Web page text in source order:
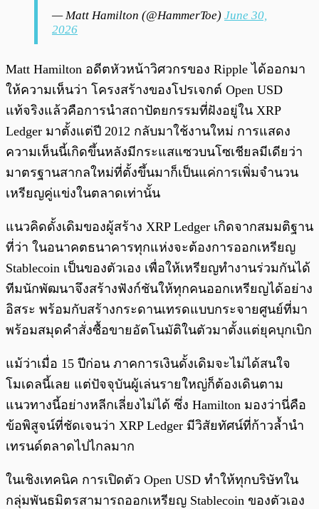
— Matt Hamilton (@HammerToe) June 30,
2026
Matt Hamilton อดีตหัวหน้าวิศวกรของ Ripple ได้ออกมา
ให้ความเห็นว่า โครงสร้างของโปรเจกต์ Open USD
แท้จริงแล้วคือการนำสถาปัตยกรรมที่ฝังอยู่ใน XRP
Ledger มาตั้งแต่ปี 2012 กลับมาใช้งานใหม่ การแสดง
ความเห็นนี้เกิดขึ้นหลังมีกระแสแซวบนโซเชียลมีเดียว่า
มาตรฐานสากลใหม่ที่ตั้งขึ้นมาก็เป็นแค่การเพิ่มจำนวน
เหรียญคู่แข่งในตลาดเท่านั้น
แนวคิดดั้งเดิมของผู้สร้าง XRP Ledger เกิดจากสมมติฐาน
ที่ว่า ในอนาคตธนาคารทุกแห่งจะต้องการออกเหรียญ
Stablecoin เป็นของตัวเอง เพื่อให้เหรียญทำงานร่วมกันได้
ทีมนักพัฒนาจึงสร้างฟังก์ชันให้ทุกคนออกเหรียญได้อย่าง
อิสระ พร้อมกับสร้างกระดานเทรดแบบกระจายศูนย์ที่มา
พร้อมสมุดคำสั่งซื้อขายอัตโนมัติในตัวมาตั้งแต่ยุคบุกเบิก
แม้ว่าเมื่อ 15 ปีก่อน ภาคการเงินดั้งเดิมจะไม่ได้สนใจ
โมเดลนี้เลย แต่ปัจจุบันผู้เล่นรายใหญ่ก็ต้องเดินตาม
แนวทางนี้อย่างหลีกเลี่ยงไม่ได้ ซึ่ง Hamilton มองว่านี่คือ
ข้อพิสูจน์ที่ชัดเจนว่า XRP Ledger มีวิสัยทัศน์ที่ก้าวล้ำนำ
เทรนด์ตลาดไปไกลมาก
ในเชิงเทคนิค การเปิดตัว Open USD ทำให้ทุกบริษัทใน
กลุ่มพันธมิตรสามารถออกเหรียญ Stablecoin ของตัวเอง